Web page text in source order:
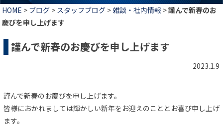
HOME > ブログ> スタッフブログ> 雑談・社内情報 >謹んで新春のお
慶びを申し上げます
謹んで新春のお慶びを申し上げます
2023.1.9
謹んで新春のお慶びを申し上げます。
皆様におかれましては輝かしい新年をお迎えのこととお喜び申し上げ
ます。